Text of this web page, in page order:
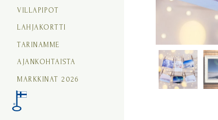
VILLAPIPOT
LAHJAKORTTI
TARINAMME
AJANKOHTAISTA
MARKKINAT 2026